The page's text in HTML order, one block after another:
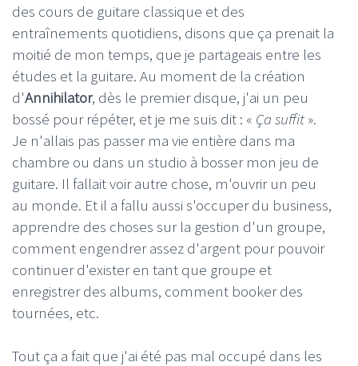
des cours de guitare classique et des
entraînements quotidiens, disons que ça prenait la
moitié de mon temps, que je partageais entre les
études et la guitare. Au moment de la création
d'Annihilator, dès le premier disque, j'ai un peu
bossé pour répéter, et je me suis dit : « Ça suffit ».
Je n'allais pas passer ma vie entière dans ma
chambre ou dans un studio à bosser mon jeu de
guitare. Il fallait voir autre chose, m'ouvrir un peu
au monde. Et il a fallu aussi s'occuper du business,
apprendre des choses sur la gestion d'un groupe,
comment engendrer assez d'argent pour pouvoir
continuer d'exister en tant que groupe et
enregistrer des albums, comment booker des
tournées, etc.
Tout ça a fait que j'ai été pas mal occupé dans les